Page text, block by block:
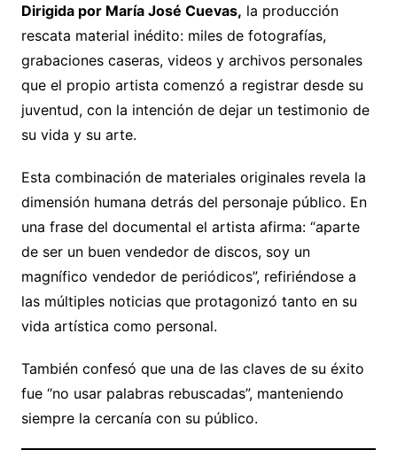
Dirigida por María José Cuevas, la producción
rescata material inédito: miles de fotografías,
grabaciones caseras, videos y archivos personales
que el propio artista comenzó a registrar desde su
juventud, con la intención de dejar un testimonio de
su vida y su arte.
Esta combinación de materiales originales revela la
dimensión humana detrás del personaje público. En
una frase del documental el artista afirma: “aparte
de ser un buen vendedor de discos, soy un
magnífico vendedor de periódicos”, refiriéndose a
las múltiples noticias que protagonizó tanto en su
vida artística como personal.
También confesó que una de las claves de su éxito
fue “no usar palabras rebuscadas”, manteniendo
siempre la cercanía con su público.